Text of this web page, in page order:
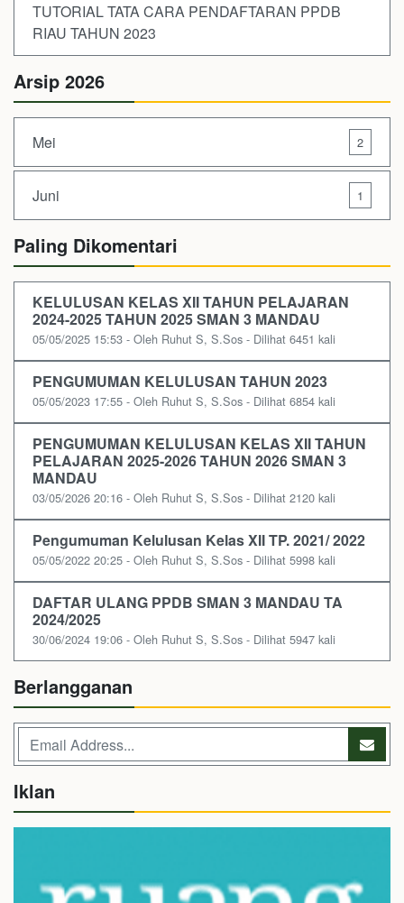
TUTORIAL TATA CARA PENDAFTARAN PPDB
RIAU TAHUN 2023
Arsip 2026
Mei 2
Juni 1
Paling Dikomentari
KELULUSAN KELAS XII TAHUN PELAJARAN
2024-2025 TAHUN 2025 SMAN 3 MANDAU
05/05/2025 15:53 - Oleh Ruhut S, S.Sos - Dilihat 6451 kali
PENGUMUMAN KELULUSAN TAHUN 2023
05/05/2023 17:55 - Oleh Ruhut S, S.Sos - Dilihat 6854 kali
PENGUMUMAN KELULUSAN KELAS XII TAHUN
PELAJARAN 2025-2026 TAHUN 2026 SMAN 3
MANDAU
03/05/2026 20:16 - Oleh Ruhut S, S.Sos - Dilihat 2120 kali
Pengumuman Kelulusan Kelas XII TP. 2021/ 2022
05/05/2022 20:25 - Oleh Ruhut S, S.Sos - Dilihat 5998 kali
DAFTAR ULANG PPDB SMAN 3 MANDAU TA
2024/2025
30/06/2024 19:06 - Oleh Ruhut S, S.Sos - Dilihat 5947 kali
Berlangganan
Iklan